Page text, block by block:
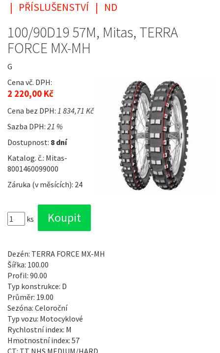
| PŘÍSLUŠENSTVÍ | ND
100/90D19 57M, Mitas, TERRA
FORCE MX-MH
G
Cena vč. DPH:
2 220,00 Kč
Cena bez DPH: 1 834,71 Kč
Sazba DPH: 21 %
Dostupnost: 8 dní
Katalog. č.: Mitas-
8001460099000
Záruka (v měsících): 24
ks
Dezén: TERRA FORCE MX-MH
Šířka: 100.00
Profil: 90.00
Typ konstrukce: D
Průměr: 19.00
Sezóna: Celoroční
Typ vozu: Motocyklové
Rychlostní index: M
Hmotnostní index: 57